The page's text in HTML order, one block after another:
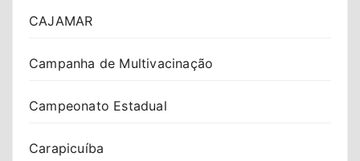
CAJAMAR
Campanha de Multivacinação
Campeonato Estadual
Carapicuíba